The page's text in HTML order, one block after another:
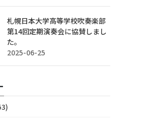
札幌日本大学高等学校吹奏楽部
第14回定期演奏会に協賛しまし
た。
2025-06-25